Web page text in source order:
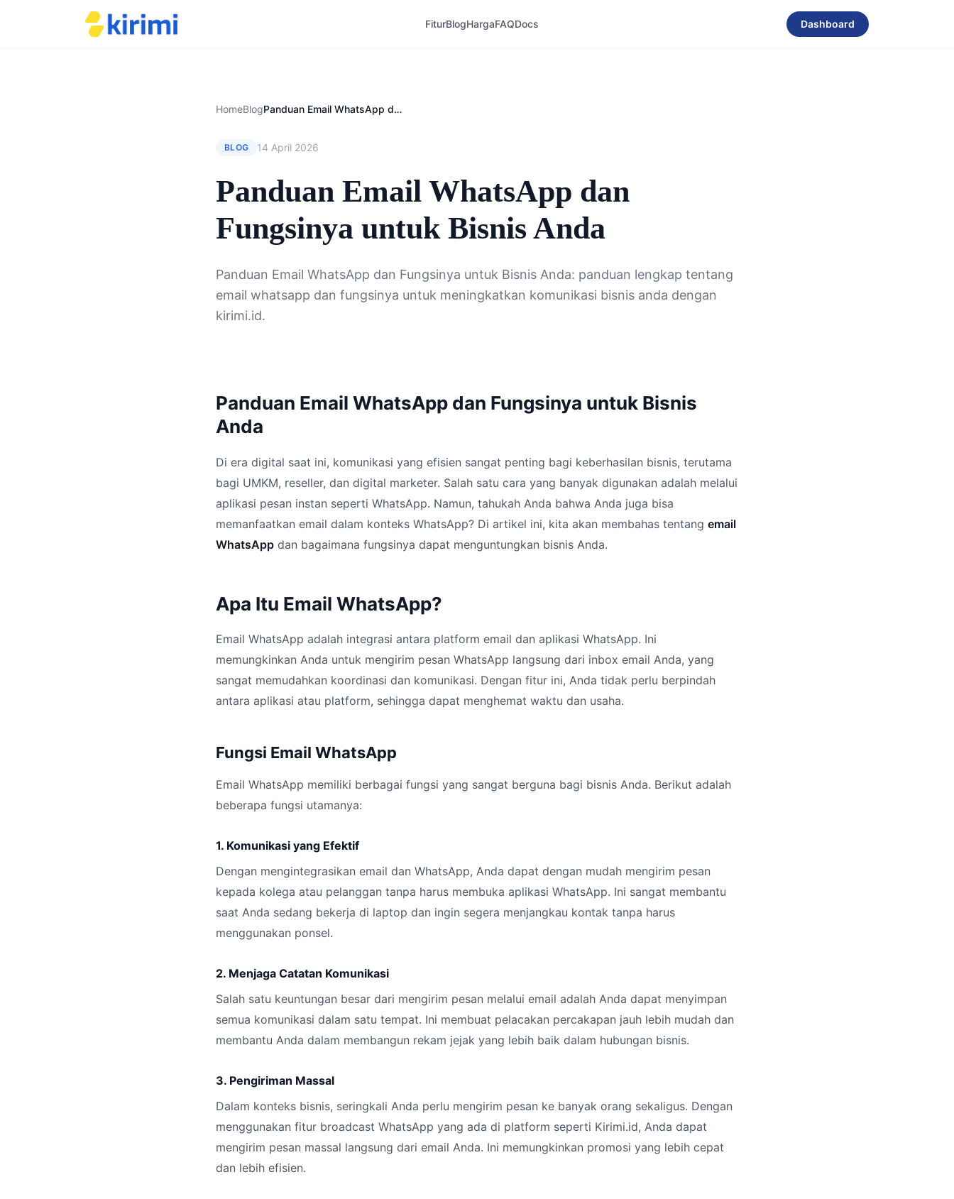
FiturBlogHargaFAQDocs Dashboard
HomeBlog Panduan Email WhatsApp dan Fungsinya untuk Bisnis Anda
BLOG 14 April 2026
Panduan Email WhatsApp dan
Fungsinya untuk Bisnis Anda
Panduan Email WhatsApp dan Fungsinya untuk Bisnis Anda: panduan lengkap tentang
email whatsapp dan fungsinya untuk meningkatkan komunikasi bisnis anda dengan
kirimi.id.
Panduan Email WhatsApp dan Fungsinya untuk Bisnis
Anda
Di era digital saat ini, komunikasi yang efisien sangat penting bagi keberhasilan bisnis, terutama
bagi UMKM, reseller, dan digital marketer. Salah satu cara yang banyak digunakan adalah melalui
aplikasi pesan instan seperti WhatsApp. Namun, tahukah Anda bahwa Anda juga bisa
memanfaatkan email dalam konteks WhatsApp? Di artikel ini, kita akan membahas tentang email
WhatsApp dan bagaimana fungsinya dapat menguntungkan bisnis Anda.
Apa Itu Email WhatsApp?
Email WhatsApp adalah integrasi antara platform email dan aplikasi WhatsApp. Ini
memungkinkan Anda untuk mengirim pesan WhatsApp langsung dari inbox email Anda, yang
sangat memudahkan koordinasi dan komunikasi. Dengan fitur ini, Anda tidak perlu berpindah
antara aplikasi atau platform, sehingga dapat menghemat waktu dan usaha.
Fungsi Email WhatsApp
Email WhatsApp memiliki berbagai fungsi yang sangat berguna bagi bisnis Anda. Berikut adalah
beberapa fungsi utamanya:
1. Komunikasi yang Efektif
Dengan mengintegrasikan email dan WhatsApp, Anda dapat dengan mudah mengirim pesan
kepada kolega atau pelanggan tanpa harus membuka aplikasi WhatsApp. Ini sangat membantu
saat Anda sedang bekerja di laptop dan ingin segera menjangkau kontak tanpa harus
menggunakan ponsel.
2. Menjaga Catatan Komunikasi
Salah satu keuntungan besar dari mengirim pesan melalui email adalah Anda dapat menyimpan
semua komunikasi dalam satu tempat. Ini membuat pelacakan percakapan jauh lebih mudah dan
membantu Anda dalam membangun rekam jejak yang lebih baik dalam hubungan bisnis.
3. Pengiriman Massal
Dalam konteks bisnis, seringkali Anda perlu mengirim pesan ke banyak orang sekaligus. Dengan
menggunakan fitur broadcast WhatsApp yang ada di platform seperti Kirimi.id, Anda dapat
mengirim pesan massal langsung dari email Anda. Ini memungkinkan promosi yang lebih cepat
dan lebih efisien.